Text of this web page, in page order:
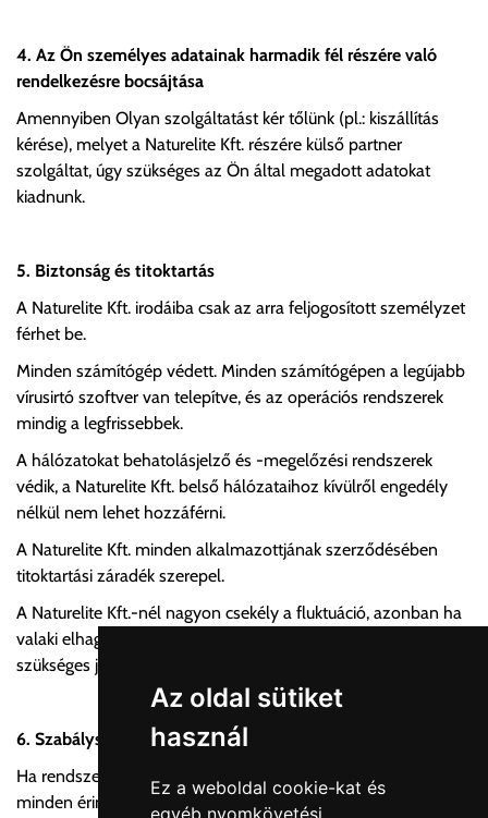
Az oldal sütiket
használ
Ez a weboldal cookie-kat és
egyéb nyomkövetési
4. Az Ön személyes adatainak harmadik fél részére való
rendelkezésre bocsájtása
Amennyiben Olyan szolgáltatást kér tőlünk (pl.: kiszállítás
kérése), melyet a Naturelite Kft. részére külső partner
szolgáltat, úgy szükséges az Ön által megadott adatokat
kiadnunk.
5. Biztonság és titoktartás
A Naturelite Kft. irodáiba csak az arra feljogosított személyzet
férhet be.
Minden számítógép védett. Minden számítógépen a legújabb
vírusirtó szoftver van telepítve, és az operációs rendszerek
mindig a legfrissebbek.
A hálózatokat behatolásjelző és -megelőzési rendszerek
védik, a Naturelite Kft. belső hálózataihoz kívülről engedély
nélkül nem lehet hozzáférni.
A Naturelite Kft. minden alkalmazottjának szerződésében
titoktartási záradék szerepel.
A Naturelite Kft.-nél nagyon csekély a fluktuáció, azonban ha
valaki elhagyja cégünket, a fiókja megszűnik, és minden
szükséges jelszó azonnal megváltozik.
6. Szabálysértések és értesítések
Ha rendszereinket megsértik, haladéktalanul értesítünk
minden érintett felet e-mailben, telefonon vagy egyéb